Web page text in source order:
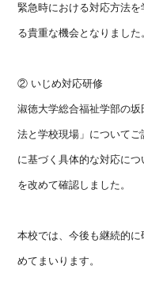
緊急時における対応方法を
る貴重な機会となりました
② いじめ対応研修
淑徳大学総合福祉学部の
法と学校現場」 についてご
に基づく具体的な対応につ
を改めて確認しました。
本校では、今後も継続的に
めてまいります。